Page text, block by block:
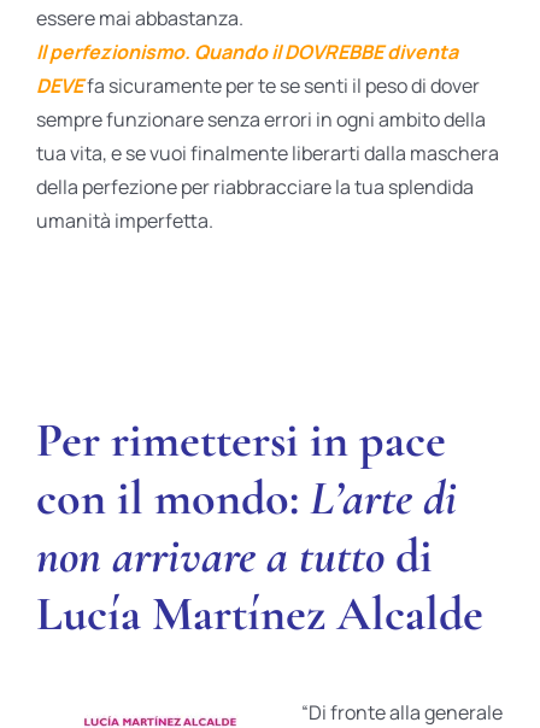
essere mai abbastanza.
Il perfezionismo. Quando il DOVREBBE diventa
DEVEfa sicuramente per te se senti il peso di dover
sempre funzionare senza errori in ogni ambito della
tua vita, e se vuoi finalmente liberarti dalla maschera
della perfezione per riabbracciare la tua splendida
umanità imperfetta.
Per rimettersi in pace
con il mondo: L’arte di
non arrivare a tutto di
Lucía Martínez Alcalde
“Di fronte alla generale